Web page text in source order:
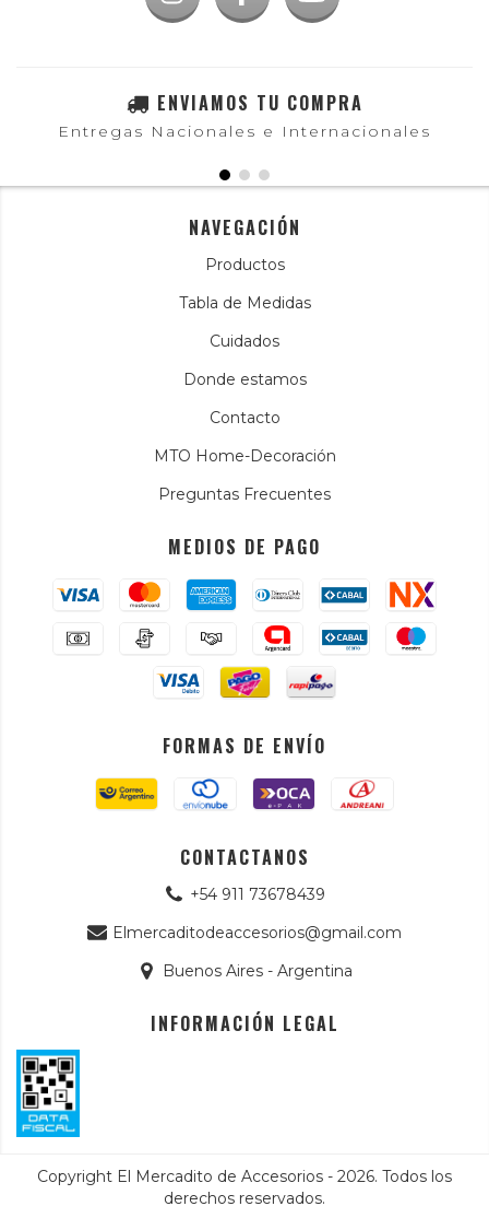
ENVIAMOS TU COMPRA
Entregas Nacionales e Internacionales
NAVEGACIÓN
Productos
Tabla de Medidas
Cuidados
Donde estamos
Contacto
MTO Home-Decoración
Preguntas Frecuentes
MEDIOS DE PAGO
FORMAS DE ENVÍO
CONTACTANOS
+54 911 73678439
Elmercaditodeaccesorios@gmail.com
Buenos Aires - Argentina
INFORMACIÓN LEGAL
Copyright El Mercadito de Accesorios - 2026. Todos los
derechos reservados.